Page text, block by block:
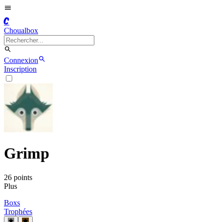
C
Choualbox
Connexion
Inscription
Grimp
26 points
Plus
Boxs
Trophées